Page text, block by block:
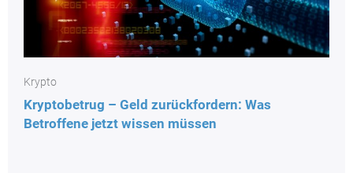
Krypto
Kryptobetrug – Geld zurückfordern: Was
Betroffene jetzt wissen müssen